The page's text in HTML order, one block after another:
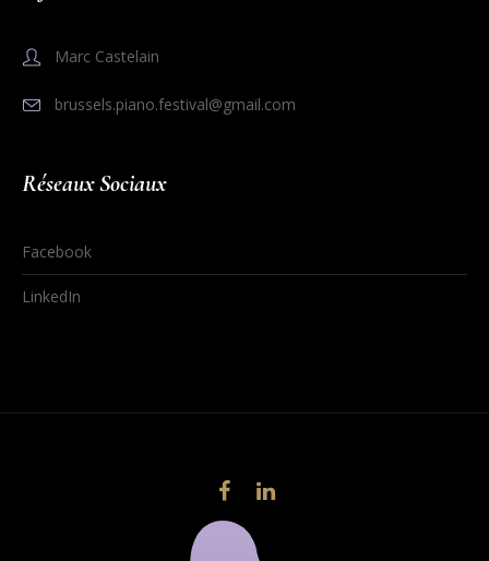
Marc Castelain
brussels.piano.festival@gmail.com
Réseaux Sociaux
Facebook
LinkedIn